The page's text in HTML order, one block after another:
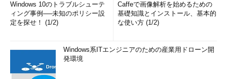
Windows 10のトラブルシューテ
ィング事例──未知のポリシー設
定を探せ！ (1/2)
Caffeで画像解析を始めるための
基礎知識とインストール、基本的
な使い方 (1/2)
Windows系ITエンジニアのための産業用ドローン開
発環境